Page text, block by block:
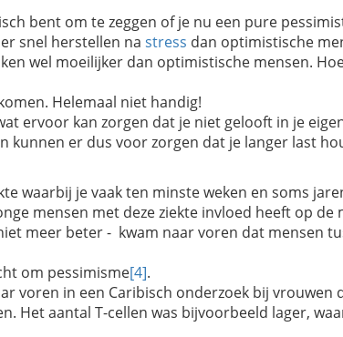
bent om te zeggen of je nu een pure
snel herstellen na stress dan optimistische
wel moeilijker dan optimistische mensen.
Helemaal niet handig!
ervoor kan zorgen dat je niet gelooft in je
kunnen er dus voor zorgen dat je langer last
waarbij je vaak ten minste weken en soms
mensen met deze ziekte invloed heeft op
meer beter - kwam naar voren dat mensen
om pessimisme[4].
voren in een Caribisch onderzoek bij vrouwen
Het aantal T-cellen was bijvoorbeeld lager,